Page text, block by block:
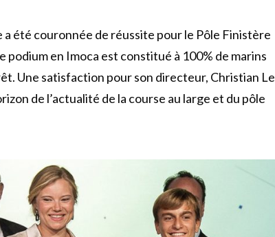
a été couronnée de réussite pour le Pôle Finistère
podium en Imoca est constitué à 100% de marins
Une satisfaction pour son directeur, Christian Le
de l’actualité de la course au large et du pôle